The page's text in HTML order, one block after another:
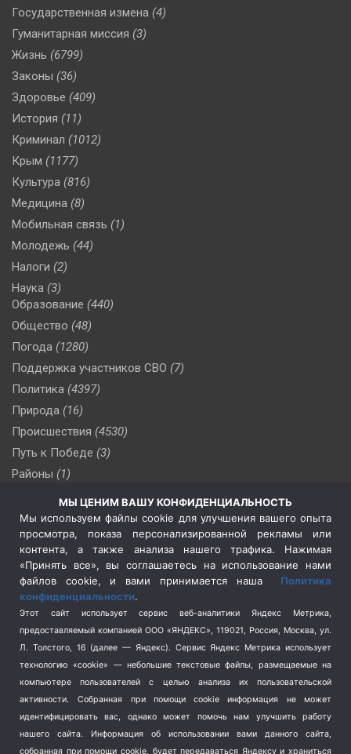
Государственная измена (4)
Гуманитарная миссия (3)
Жизнь (6799)
Законы (36)
Здоровье (409)
История (11)
Криминал (1012)
Крым (1177)
Культура (816)
Медицина (8)
Мобильная связь (1)
Молодежь (44)
Налоги (2)
Наука (3)
Образование (440)
Общество (48)
Погода (1280)
Поддержка участников СВО (7)
Политика (4397)
Природа (16)
Происшествия (4530)
Путь к Победе (3)
Районы (1)
(510)
Сельское хозяйство (3)
Социальная политика
(3)
Спецоперация в Украине
Спецоперация на Украине
(404)
Спорт (740)
Терроризм (1)
Транспорт (262)
Туризм (178)
Флот (76)
Школа и спорт (2)
МЫ ЦЕНИМ ВАШУ КОНФИДЕНЦИАЛЬНОСТЬ
Мы используем файлы cookie для улучшения вашего опыта
просмотра, показа персонализированной рекламы или
контента, а также анализа нашего трафика. Нажимая
«Принять все», вы соглашаетесь на использование нами
файлов cookie, и вами принимается наша Политика
конфиденциальности.
Этот сайт использует сервис веб-аналитики Яндекс Метрика,
предоставляемый компанией ООО «ЯНДЕКС», 119021, Россия, Москва, ул.
Л. Толстого, 16 (далее — Яндекс). Сервис Яндекс Метрика использует
технологию «cookie» — небольшие текстовые файлы, размещаемые на
компьютере пользователей с целью анализа их пользовательской
активности.
Собранная при помощи cookie информация не может
идентифицировать вас, однако может помочь нам улучшить работу
нашего сайта. Информация об использовании вами данного сайта,
собранная при помощи cookie, будет передаваться Яндексу и храниться